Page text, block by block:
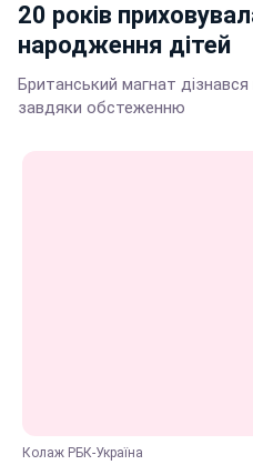
20 років
народження дітей
Британський магнат
завдяки обстеженню
Колаж РБК-Україна